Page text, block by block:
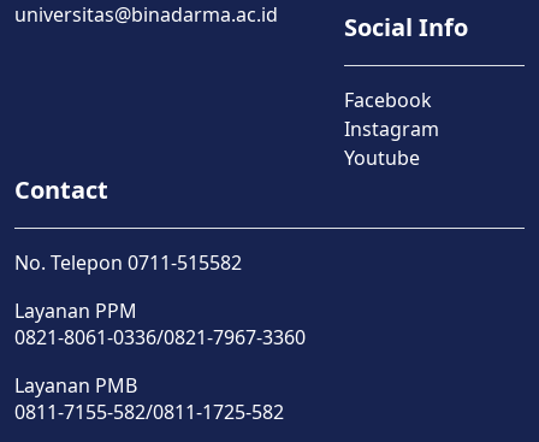
universitas@binadarma.ac.id Social Info
Facebook
Instagram
Youtube
Contact
No. Telepon 0711-515582
Layanan PPM
0821-8061-0336/0821-7967-3360
Layanan PMB
0811-7155-582/0811-1725-582